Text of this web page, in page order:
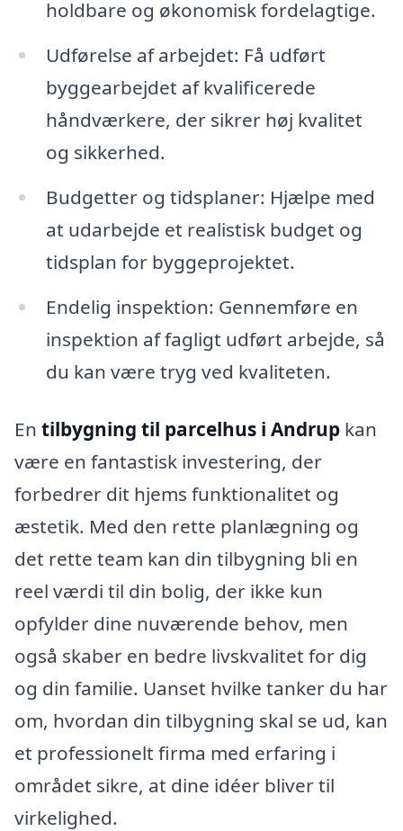
holdbare og økonomisk fordelagtige.
Udførelse af arbejdet: Få udført
byggearbejdet af kvalificerede
håndværkere, der sikrer høj kvalitet
og sikkerhed.
Budgetter og tidsplaner: Hjælpe med
at udarbejde et realistisk budget og
tidsplan for byggeprojektet.
Endelig inspektion: Gennemføre en
inspektion af fagligt udført arbejde, så
du kan være tryg ved kvaliteten.
En tilbygning til parcelhus i Andrup kan
være en fantastisk investering, der
forbedrer dit hjems funktionalitet og
æstetik. Med den rette planlægning og
det rette team kan din tilbygning bli en
reel værdi til din bolig, der ikke kun
opfylder dine nuværende behov, men
også skaber en bedre livskvalitet for dig
og din familie. Uanset hvilke tanker du har
om, hvordan din tilbygning skal se ud, kan
et professionelt firma med erfaring i
området sikre, at dine idéer bliver til
virkelighed.